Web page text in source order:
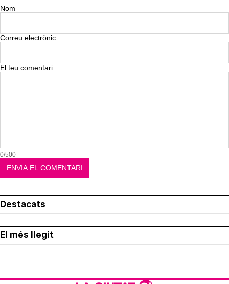
Nom
Correu electrònic
El teu comentari
0/500
Destacats
El més llegit